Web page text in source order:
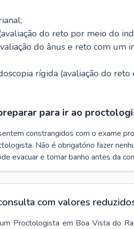
do reto por meio do
do ânus e reto com um
rígida (avaliação do
para ir ao
constrangidos com o exame
Não é obrigatório fazer
evacuar e tomar banho antes da
com valores
Proctologista em Boa Vista do